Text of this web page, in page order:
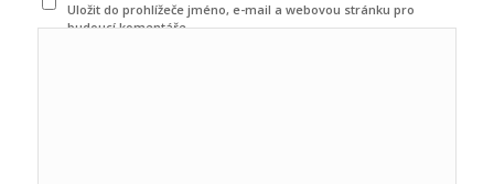
Uložit do prohlížeče jméno, e-mail a webovou stránku pro
budoucí komentáře.